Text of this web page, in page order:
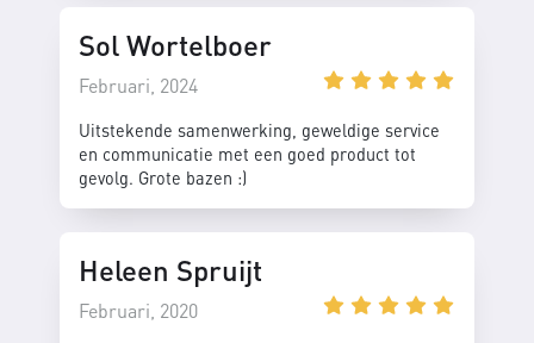
Sol Wortelboer
Februari, 2024
Uitstekende samenwerking, geweldige service
en communicatie met een goed product tot
gevolg. Grote bazen :)
Heleen Spruijt
Februari, 2020